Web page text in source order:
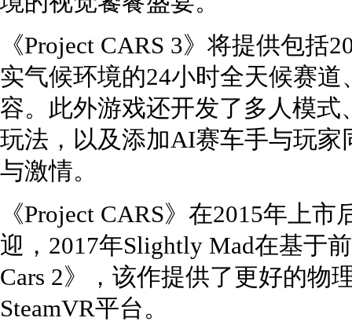
《Project CARS 3》将提供包括
实气候环境的24小时全天候赛
容。此外游戏还开发了多人模
玩法，以及添加AI赛车手与玩
与激情。
《Project CARS》在2015年上
迎，2017年Slightly Mad在基于
Cars 2》，该作提供了更好的物
SteamVR平台。